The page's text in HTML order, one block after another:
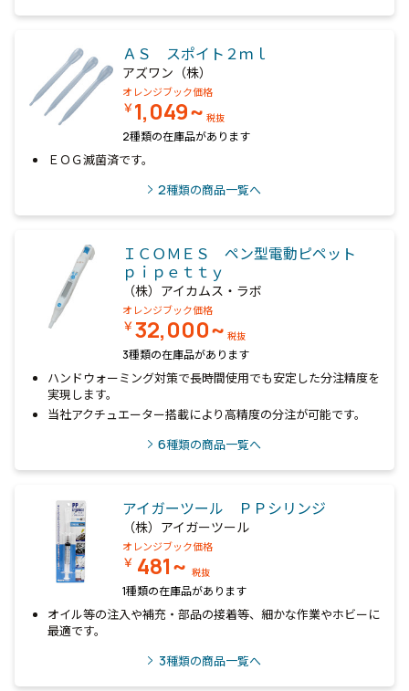
ＡＳ スポイト２ｍｌ
アズワン（株）
オレンジブック価格
￥1,049~ 税抜
2種類の在庫品があります
ＥＯＧ滅菌済です。
2種類の商品一覧へ
ＩＣＯＭＥＳ ペン型電動ピペット
ｐｉｐｅｔｔｙ
（株）アイカムス・ラボ
オレンジブック価格
￥32,000~ 税抜
3種類の在庫品があります
ハンドウォーミング対策で長時間使用でも安定した分注精度を
実現します。
当社アクチュエーター搭載により高精度の分注が可能です。
6種類の商品一覧へ
アイガーツール ＰＰシリンジ
（株）アイガーツール
オレンジブック価格
￥ 481~ 税抜
1種類の在庫品があります
オイル等の注入や補充・部品の接着等、細かな作業やホビーに
最適です。
3種類の商品一覧へ